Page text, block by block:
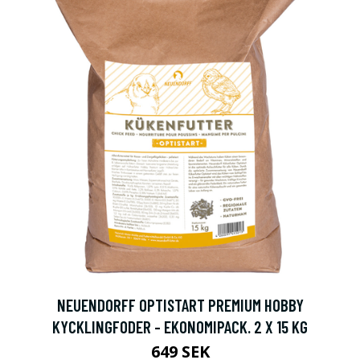
NEUENDORFF OPTISTART PREMIUM HOBBY
KYCKLINGFODER - EKONOMIPACK. 2 X 15 KG
649 SEK